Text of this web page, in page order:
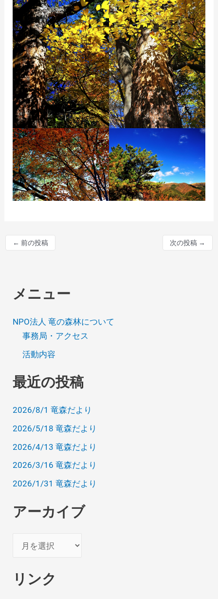
← 前の投稿 次の投稿 →
メニュー
NPO法人 竜の森林について
事務局・アクセス
活動内容
最近の投稿
2026/8/1 竜森だより
2026/5/18 竜森だより
2026/4/13 竜森だより
2026/3/16 竜森だより
2026/1/31 竜森だより
アーカイブ
カ
リンク